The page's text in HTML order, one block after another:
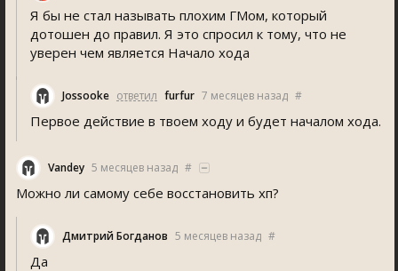
Я бы не стал называть плохим ГМом, который
дотошен до правил. Я это спросил к тому, что не
уверен чем является Начало хода
Jossooke ответил furfur 7 месяцев назад #
Первое действие в твоем ходу и будет началом хода.
Vandey 5 месяцев назад #
Можно ли самому себе восстановить хп?
Дмитрий Богданов 5 месяцев назад #
Да